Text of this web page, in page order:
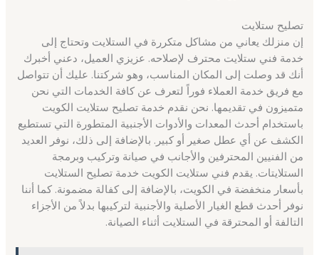
تصليح ستلايت
إن منزلك يعاني من مشاكل متكررة في الستلايت وتحتاج إلى
خدمة فني ستلايت محترف لإصلاحه. عزيزي العميل، دعني أخبرك
أنك قد وصلت إلى المكان المناسب، وهو شركتنا. عليك أن تتواصل
مع فريق خدمة العملاء فوراً لتعرف عن كافة الخدمات التي نحن
متميزون في تقديمها. نحن نقدم خدمة تصليح ستلايت الكويت
باستخدام أحدث المعدات والأدوات الأجنبية المتطورة التي تستطيع
الكشف عن أي عطل صغير أو كبير. بالإضافة إلى ذلك، نوفر العديد
من الفنيين المحترفين والأجانب في صيانة وتركيب وبرمجة
الستلايتات. يقدم فني ستلايت الكويت خدمة تصليح الستلايت
بأسعار منخفضة في الكويت، بالإضافة إلى كفالة مضمونة. كما أننا
نوفر أحدث قطع الغيار الأصلية والأجنبية لتركيبها بدلاً من الأجزاء
التالفة أو المحترقة في الستلايت أثناء الصيانة.